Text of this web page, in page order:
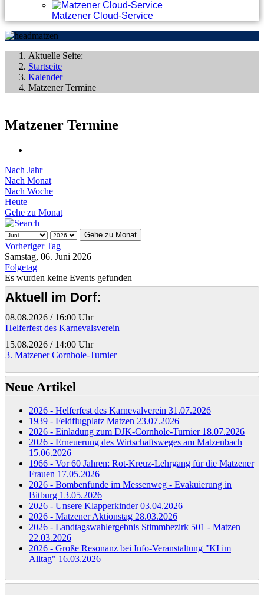
Matzener Cloud-Service
Aktuelle Seite:
Startseite
Kalender
Matzener Termine
Matzener Termine
Nach Jahr
Nach Monat
Nach Woche
Heute
Gehe zu Monat
Gehe zu Monat
Vorheriger Tag
Samstag, 06. Juni 2026
Folgetag
Es wurden keine Events gefunden
Aktuell im Dorf:
08.08.2026 / 16:00 Uhr
Helferfest des Karnevalsverein
15.08.2026 / 14:00 Uhr
3. Matzener Cornhole-Turnier
Neue Artikel
2026 - Helferfest des Karnevalverein 31.07.2026
1939 - Feldflugplatz Matzen 23.07.2026
2026 - Einladung zum DJK-Cornhole-Turnier 18.07.2026
2026 - Erneuerung des Wirtschaftsweges am Matzenbach
15.06.2026
1966 - Vor 60 Jahren: Rot-Kreuz-Lehrgang für die Matzener
Frauen 17.05.2026
2026 - Bombenfunde im Messenweg - Evakuierung in
Bitburg 13.05.2026
2026 - Unsere Klapperkinder03.04.2026
2026 - Matzener Aktionstag 28.03.2026
2026 - Landtagswahlergebnis Stimmbezirk 501 - Matzen
22.03.2026
2026 - Große Resonanz bei Info-Veranstaltung "KI im
Alltag" 16.03.2026